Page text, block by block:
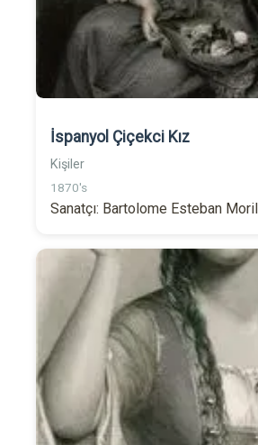
İspanyol Çiçekci Kız
Kişiler
1870's
Sanatçı: Bartolome Esteban